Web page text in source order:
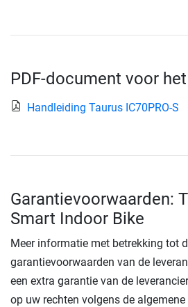
PDF-document voor
Handleiding Taurus IC70PRO-S
Garantievoorwaarden:
Smart Indoor Bike
Meer informatie met betrekking tot
garantievoorwaarden van de
een extra garantie van de
op uw rechten volgens de